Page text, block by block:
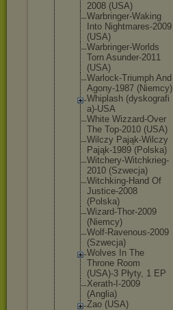
2008 (USA)
Warbringer-Waking
Into Nightmares-2009
(USA)
Warbringer-Worlds
Torn Asunder-2011
(USA)
Warlock-Triumph And
Agony-1987 (Niemcy)
Whiplash (dyskografi
a)-USA
White Wizzard-Over
The Top-2010 (USA)
Wilczy Pająk-Wilczy
Pająk-1989 (Polska)
Witchery-Witchkrieg-
2010 (Szwecja)
Witchking-Hand Of
Justice-2008
(Polska)
Wizard-Thor-2009
(Niemcy)
Wolf-Ravenous-2009
(Szwecja)
Wolves In The
Throne Room
(USA)-3 Płyty, 1 EP
Xerath-I-2009
(Anglia)
Zao (USA)